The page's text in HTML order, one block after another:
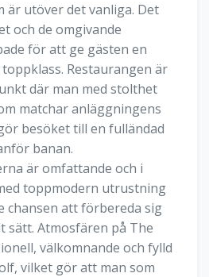
är utöver det vanliga. Det
och de omgivande
för att ge gästen en
Restaurangen är
där man med stolthet
matchar anläggningens
besöket till en fulländad
banan.
är omfattande och i
toppmodern utrustning
chansen att förbereda sig
sätt. Atmosfären på The
välkomnande och fylld
vilket gör att man som